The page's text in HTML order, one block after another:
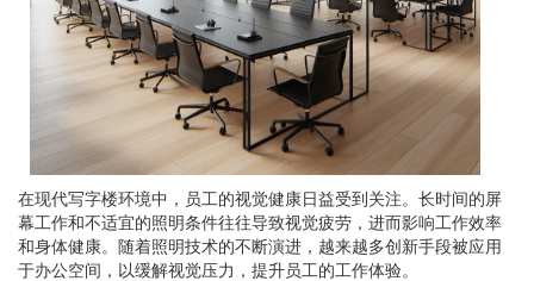
在现代写字楼环境中，员工的视觉健康日益受到关注。长时间的屏
幕工作和不适宜的照明条件往往导致视觉疲劳，进而影响工作效率
和身体健康。随着照明技术的不断演进，越来越多创新手段被应用
于办公空间，以缓解视觉压力，提升员工的工作体验。